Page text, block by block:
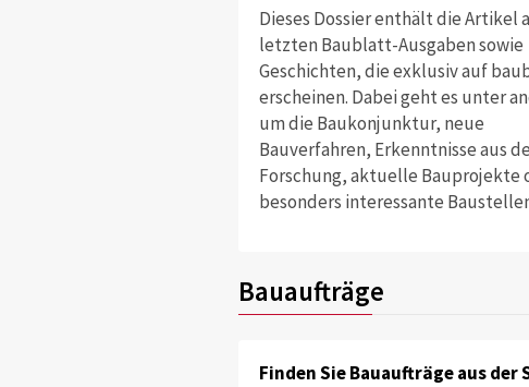
Dieses Dossier enthält die Artikel
letzten Baublatt-Ausgaben sowie
Geschichten, die exklusiv auf
erscheinen. Dabei geht es unter
um die Baukonjunktur, neue
Bauverfahren, Erkenntnisse aus
Forschung, aktuelle Bauprojekte
besonders interessante
Bauaufträge
Finden Sie Bauaufträge aus der